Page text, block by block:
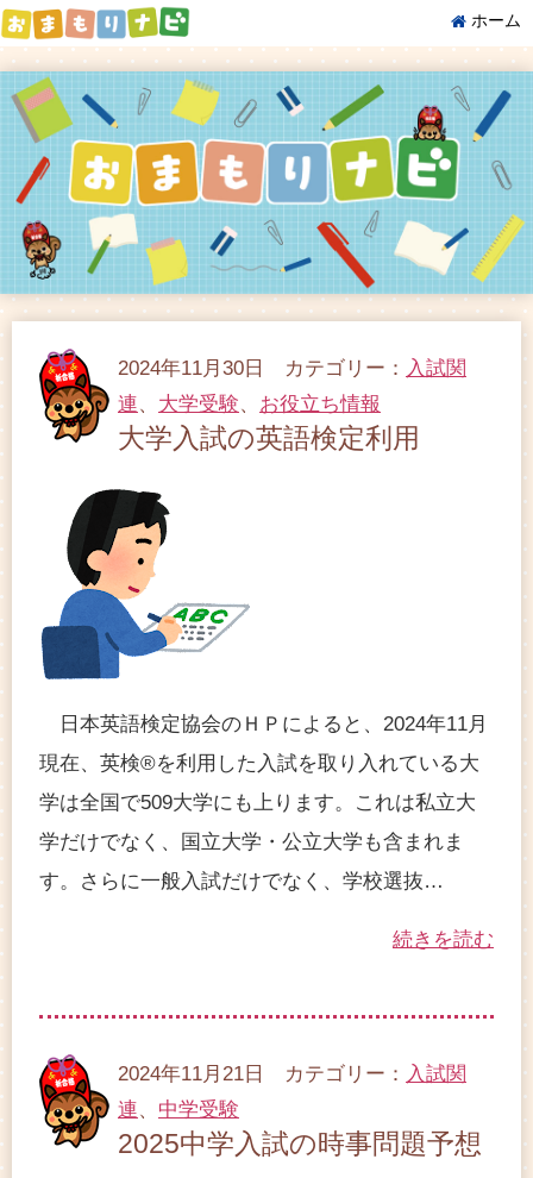
ホーム
2024年11月30日 カテゴリー： 入試関
連、 大学受験、 お役立ち情報
大学入試の英語検定利用
日本英語検定協会のＨＰによると、2024年11月
現在、英検®を利用した入試を取り入れている大
学は全国で509大学にも上ります。これは私立大
学だけでなく、国立大学・公立大学も含まれま
す。さらに一般入試だけでなく、学校選抜…
続きを読む
2024年11月21日 カテゴリー： 入試関
連、 中学受験
2025中学入試の時事問題予想